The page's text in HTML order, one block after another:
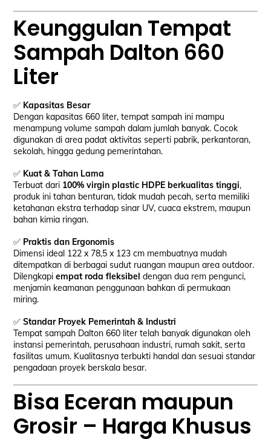
Keunggulan Tempat
Sampah Dalton 660
Liter
✅ Kapasitas Besar
Dengan kapasitas 660 liter, tempat sampah ini mampu
menampung volume sampah dalam jumlah banyak. Cocok
digunakan di area padat aktivitas seperti pabrik, perkantoran,
sekolah, hingga gedung pemerintahan.
✅ Kuat & Tahan Lama
Terbuat dari 100% virgin plastic HDPE berkualitas tinggi,
produk ini tahan benturan, tidak mudah pecah, serta memiliki
ketahanan ekstra terhadap sinar UV, cuaca ekstrem, maupun
bahan kimia ringan.
✅ Praktis dan Ergonomis
Dimensi ideal 122 x 78,5 x 123 cm membuatnya mudah
ditempatkan di berbagai sudut ruangan maupun area outdoor.
Dilengkapiempat roda fleksibel dengan dua rem pengunci,
menjamin keamanan penggunaan bahkan di permukaan
miring.
✅Standar Proyek Pemerintah & Industri
Tempat sampah Dalton 660 liter telah banyak digunakan oleh
instansi pemerintah, perusahaan industri, rumah sakit, serta
fasilitas umum. Kualitasnya terbukti handal dan sesuai standar
pengadaan proyek berskala besar.
Bisa Eceran maupun
Grosir – Harga Khusus